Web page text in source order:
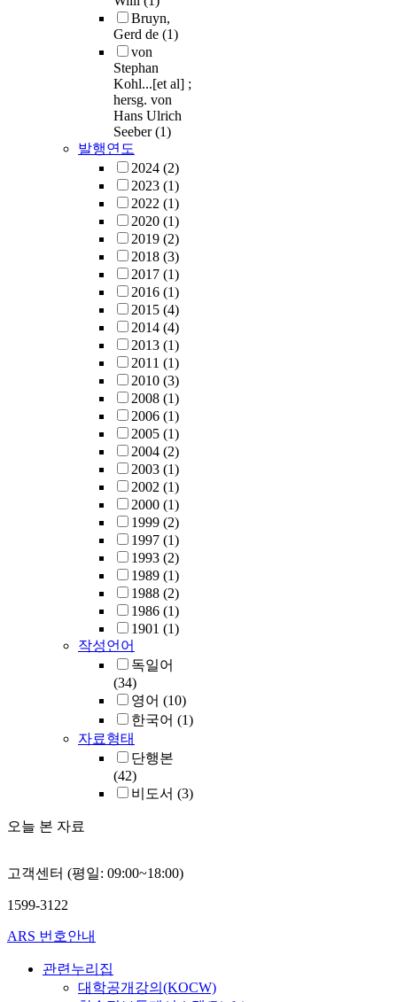
Bruyn,
Gerd de (1)
von
Stephan
Kohl...[et al] ;
hersg. von
Hans Ulrich
Seeber(1)
발행연도
2024 (2)
2023 (1)
2022 (1)
2020 (1)
2019 (2)
2018 (3)
2017 (1)
2016 (1)
2015 (4)
2014 (4)
2013 (1)
2011 (1)
2010 (3)
2008 (1)
2006 (1)
2005 (1)
2004 (2)
2003 (1)
2002 (1)
2000 (1)
1999 (2)
1997 (1)
1993 (2)
1989 (1)
1988 (2)
1986 (1)
1901 (1)
작성언어
독일어
(34)
영어 (10)
한국어 (1)
자료형태
단행본
(42)
비도서 (3)
오늘 본 자료
고객센터 (평일: 09:00~18:00)
1599-3122
ARS 번호안내
관련누리집
대학공개강의(KOCW)